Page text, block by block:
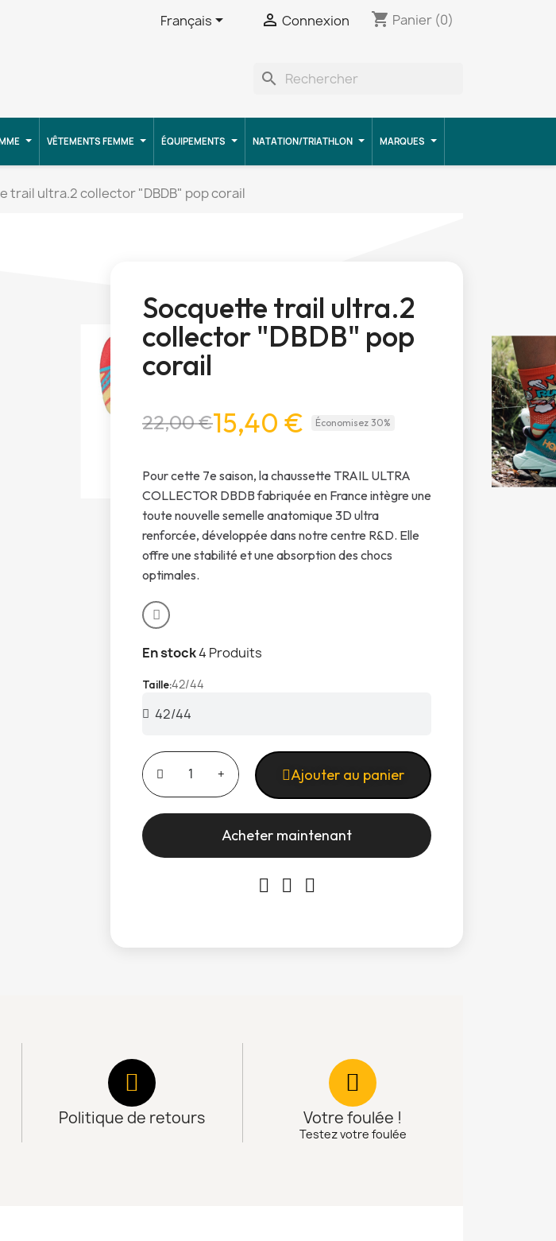
Français  Connexion shopping_cart Panier (0)
search
VÊTEMENTS FEMME ÉQUIPEMENTS NATATION/TRIATHLON MARQUES
trail ultra.2 collector "DBDB" pop corail
Socquette trail ultra.2
collector "DBDB" pop
corail
22,00 €15,40 € Économisez 30%
Pour cette 7e saison, la chaussette TRAIL ULTRA
COLLECTOR DBDB fabriquée en France intègre une
toute nouvelle semelle anatomique 3D ultra
renforcée, développée dans notre centre R&D. Elle
offre une stabilité et une absorption des chocs
optimales.
En stock4 Produits
Taille42/44
Ajouter au panier
Acheter maintenant
Politique de retours Votre foulée !
Testez votre foulée